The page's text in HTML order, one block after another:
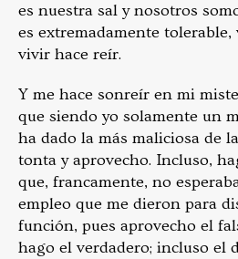
es nuestra sal y nosotros
es extremadamente
vivir hace reír.
Y me hace sonreír en mi
que siendo yo solamente un
ha dado la más maliciosa de
tonta y aprovecho. Incluso,
que, francamente, no
empleo que me dieron para
función, pues aprovecho el
hago el verdadero; incluso el